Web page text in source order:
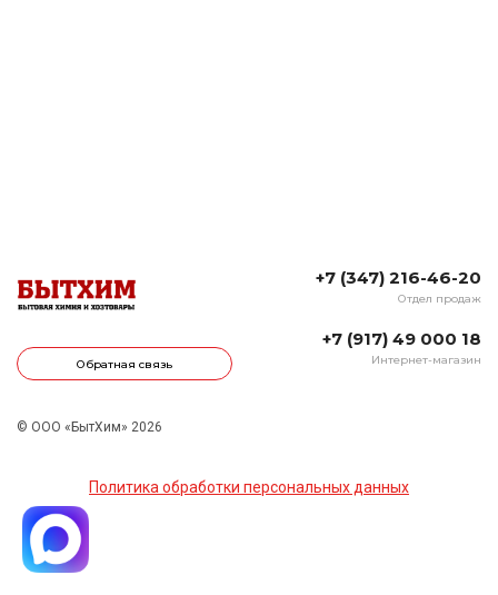
Обратная связь
+7 (347) 216-46-20
Отдел продаж
+7 (917) 49 000 18
Интернет-магазин
© ООО «БытХим» 2026
Политика обработки персональных данных